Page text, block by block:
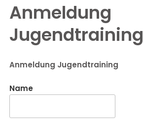
Anmeldung
Jugendtraining
Anmeldung Jugendtraining
Name